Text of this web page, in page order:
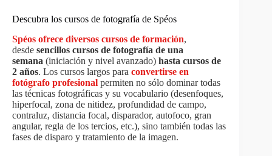
Descubra los cursos de fotografía de Spéos
Spéos ofrece diversos cursos de formación,
desde sencillos cursos de fotografía de una
semana (iniciación y nivel avanzado) hasta cursos de
2 años. Los cursos largos para convertirse en
fotógrafo profesional permiten no sólo dominar todas
las técnicas fotográficas y su vocabulario (desenfoques,
hiperfocal, zona de nitidez, profundidad de campo,
contraluz, distancia focal, disparador, autofoco, gran
angular, regla de los tercios, etc.), sino también todas las
fases de disparo y tratamiento de la imagen.